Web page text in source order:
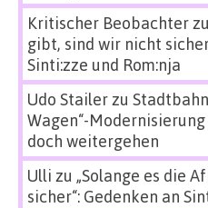
Kritischer Beobachterzu
gibt, sind wir nicht
Sinti:zze und Rom:nja
Udo Stailerzu
Wagen“-
doch weitergehen
Ulli zu „Solange es die
sicher“: Gedenken an